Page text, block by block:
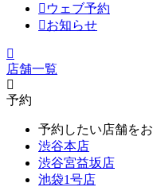
ウェブ予約
お知らせ
店舗一覧
予約
予約したい店舗を
渋谷本店
渋谷宮益坂店
池袋1号店